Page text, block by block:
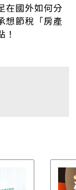
在國外如何分
想節稅「房產